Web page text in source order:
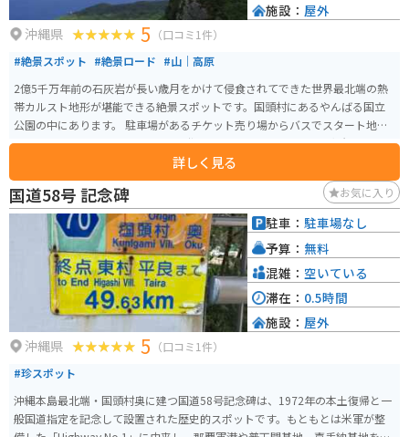
沖縄県 5 （口コミ1件）
#絶景スポット #絶景ロード #山｜高原
2億5千万年前の石灰岩が長い歳月をかけて侵食されてできた世界最北端の熱
帯カルスト地形が堪能できる絶景スポットです。国頭村にあるやんばる国立
公園の中にあります。 駐車場があるチケット売り場からバスでスタート地点
へ行き、4つあるコースに分かれて登っていく形になります。 ・奇岩・巨石コ
ース（1000m約35分） ・美ら海展望台コース（900m約30分） ・ガジュマ
ル・森林コース（900m約30分） ・バリアフリーコース（600m約20分） ガ
イドツアーもありますが、有料で時間も決まっています。運が良ければ、特
別天然記念物のヤンバルクイナに出会うことができます。 9:30〜16:30（17:3
0閉園）年中無休
詳しく見る
施設： 屋外
国道58号 記念碑 お気に入り
沖縄県 5 （口コミ1件）
#珍スポット
沖縄本島最北端・国頭村奥に建つ国道58号記念碑は、1972年の本土復帰と一
般国道指定を記念して設置された歴史的スポットです。もともとは米軍が整
駐車： 駐車場なし
予算： 無料
混雑： 空いている
滞在： 0.5時間
施設： 屋外